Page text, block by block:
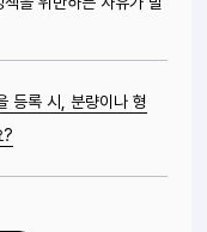
등록 시, 분량이나 형
?